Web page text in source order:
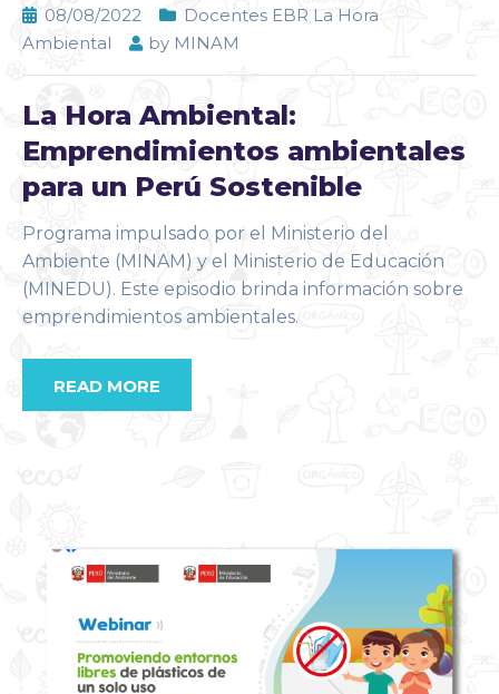
08/08/2022
Docentes EBR La Hora
Ambiental
by MINAM
La Hora Ambiental:
Emprendimientos ambientales
para un Perú Sostenible
Programa impulsado por el Ministerio del
Ambiente (MINAM) y el Ministerio de Educación
(MINEDU). Este episodio brinda información sobre
emprendimientos ambientales.
READ MORE